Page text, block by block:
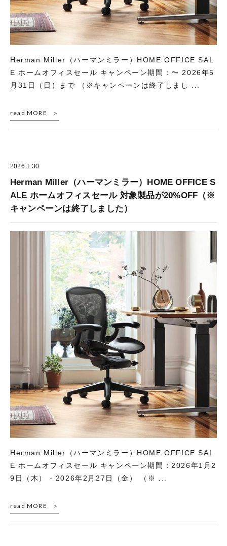
Herman Miller（ハーマンミラー）HOME OFFICE SAL
E ホームオフィスセール キャンペーン期間：〜 2026年5
月31日（日）まで （※キャンペーンは終了しまし ...
read MORE
2026.1.30
Herman Miller（ハーマンミラー）HOME OFFICE S
ALE ホームオフィスセール 対象製品が20%OFF（※
キャンペーンは終了しました）
Herman Miller（ハーマンミラー）HOME OFFICE SAL
E ホームオフィスセール キャンペーン期間：2026年1月2
9日（木） - 2026年2月27日（金） （※ ...
read MORE